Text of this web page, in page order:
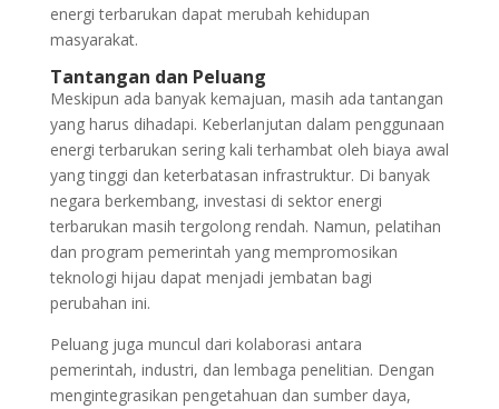
energi terbarukan dapat merubah kehidupan
masyarakat.
Tantangan dan Peluang
Meskipun ada banyak kemajuan, masih ada tantangan
yang harus dihadapi. Keberlanjutan dalam penggunaan
energi terbarukan sering kali terhambat oleh biaya awal
yang tinggi dan keterbatasan infrastruktur. Di banyak
negara berkembang, investasi di sektor energi
terbarukan masih tergolong rendah. Namun, pelatihan
dan program pemerintah yang mempromosikan
teknologi hijau dapat menjadi jembatan bagi
perubahan ini.
Peluang juga muncul dari kolaborasi antara
pemerintah, industri, dan lembaga penelitian. Dengan
mengintegrasikan pengetahuan dan sumber daya,